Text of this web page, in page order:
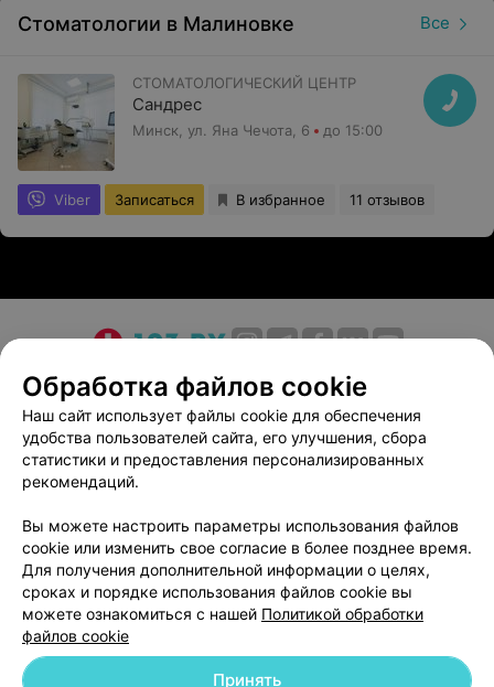
Стоматологии в Малиновке Все
СТОМАТОЛОГИЧЕСКИЙ ЦЕНТР
Сандрес
Минск, ул. Яна Чечота, 6 до 15:00
Viber Записаться В избранное 11 отзывов
О проекте Новости проекта
Размещение рекламы
Медицинский маркетинг
Публичный договор
Пользовательское соглашение
Способы оплаты
Вакансии
Партнеры
Написать в поддержку
Персональные настройки cookie
Обработка персональных данных
Обработка файлов cookie
Наш сайт использует файлы cookie для обеспечения
удобства пользователей сайта, его улучшения, сбора
статистики и предоставления персонализированных
рекомендаций.
Вы можете настроить параметры использования файлов
cookie или изменить свое согласие в более позднее время.
Для получения дополнительной информации о целях,
сроках и порядке использования файлов cookie вы
можете ознакомиться с нашей Политикой обработки
файлов cookie
Принять